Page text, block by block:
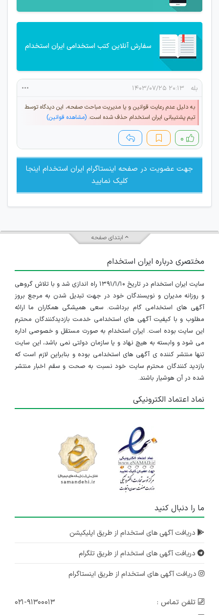
سفارش آنلاین کتب استخدامی ایران استخدام
بله ۲۰:۱۳ ۱۴۰۳/۰۷/۲۵
به دلیل عدم رعایت قوانین و یا مدیریت مباحث صفحه، این دیدگاه توسط
تیم پشتیبانی ایران استخدام حذف شده است. (مشاهده قوانین)
۰
جهت عضویت در صفحه اینستاگرام ایران استخدام اینجا
کلیک نمایید
ابتدای صفحه
مختصری درباره ایران استخدام
سایت ایران استخدام در تاریخ ۱۳۹۱/۱/۱۰ راه اندازی شد و با تلاش گروهی
و روزانه مدیران و نویسندگان خود در جهت تبدیل شدن به مرجع بروز
آگهی های استخدامی گام برداشت. سعی همیشگی همکاران ما ارائه
مطلوب و با کیفیت آگهی های استخدامی خدمت بازدیدکنندگان محترم
این سایت بوده است. ایران استخدام به صورت مستقل و خصوصی اداره
می شود و وابسته به هیچ نهاد و یا سازمان دولتی نمی باشد، این سایت
تنها منتشر کننده ی آگهی های استخدامی بوده و بنابراین لازم است که
بازدید کنندگان محترم سایت خود نسبت به صحت و سقم اخبار منتشر
شده در آن هوشیار باشند.
نماد اعتماد الکترونیکی
ما را دنبال کنید
دریافت آگهی های استخدام از طریق اپلیکیشن
دریافت آگهی های استخدام از طریق تلگرام
دریافت آگهی های استخدام از طریق اینستاگرام
تلفن تماس :
۰۲۱-۹۱۳۰۰۰۱۳